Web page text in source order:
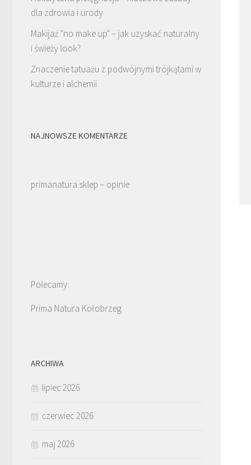
dla zdrowia i urody
Makijaż "no make up" – jak uzyskać naturalny
i świeży look?
Znaczenie tatuażu z podwójnymi trójkątami w
kulturze i alchemii
NAJNOWSZE KOMENTARZE
primanatura sklep – opinie
Polecamy:
Prima Natura Kołobrzeg
ARCHIWA
lipiec 2026
czerwiec 2026
maj 2026